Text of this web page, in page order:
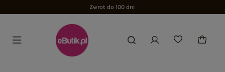
Zwrot do 100 dni